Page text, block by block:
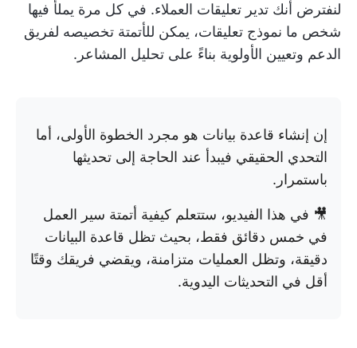
لنفترض أنك تدير تعليقات العملاء. في كل مرة يملأ فيها
شخص ما نموذج تعليقات، يمكن للأتمتة تخصيصه لفريق
الدعم وتعيين الأولوية بناءً على تحليل المشاعر.
إن إنشاء قاعدة بيانات هو مجرد الخطوة الأولى، أما
التحدي الحقيقي فيبدأ عند الحاجة إلى تحديثها
باستمرار.
🎥 في هذا الفيديو، ستتعلم كيفية أتمتة سير العمل
في خمس دقائق فقط، بحيث تظل قاعدة البيانات
دقيقة، وتظل العمليات متزامنة، ويقضي فريقك وقتًا
أقل في التحديثات اليدوية.